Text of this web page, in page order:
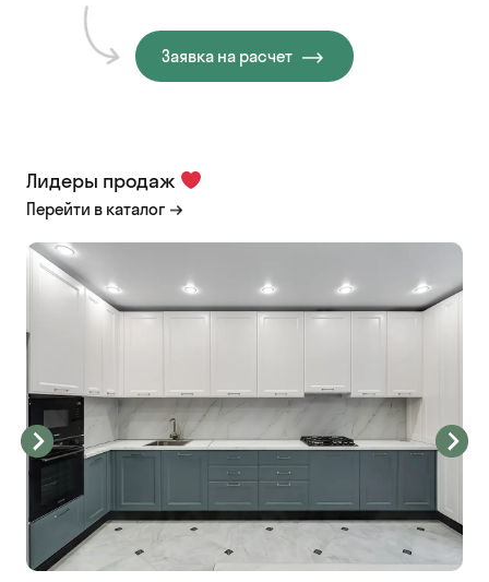
Заявка на расчет
Лидеры продаж
Перейти в каталог